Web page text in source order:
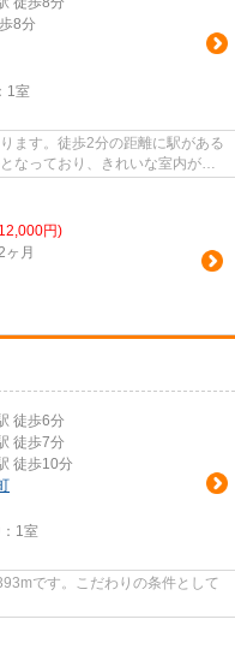
8分
1室
ます。徒歩2分の距離に駅がある
なっており、きれいな室内が魅
円)
ヶ月
徒歩6分
徒歩7分
徒歩10分
1室
です。こだわりの条件として